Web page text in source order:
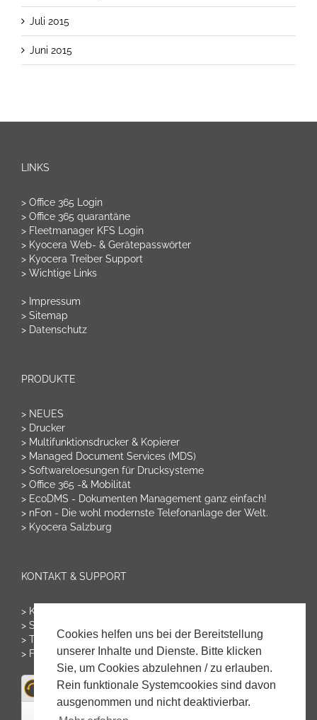
Cookies helfen uns bei der Bereitstellung
unserer Inhalte und Dienste. Bitte klicken
Sie, um Cookies abzulehnen / zu erlauben.
Rein funktionale Systemcookies sind davon
ausgenommen und nicht deaktivierbar.
Juli 2015
Juni 2015
LINKS
> Office 365 Login
> Office 365 quarantäne
> Fleetmanager KFS Login
> Kyocera Web- & Gerätepasswörter
> Kyocera Treiber Support
> Wichtige Links
> Impressum
> Sitemap
> Datenschutz
PRODUKTE
> NEUES
> Drucker
> Multifunktionsdrucker & Kopierer
> Managed Document Services (MDS)
> Softwareloesungen für Drucksysteme
> Office 365 -& Mobilität
> EcoDMS - Dokumenten Management ganz einfach!
> nFon - Die wohl modernste Telefonanlage der Welt.
> Kyocera Salzburg
KONTAKT & SUPPORT
> Kontakt & Bestellung
> Störung melden
> Tonerservice
> Fernwartung starten